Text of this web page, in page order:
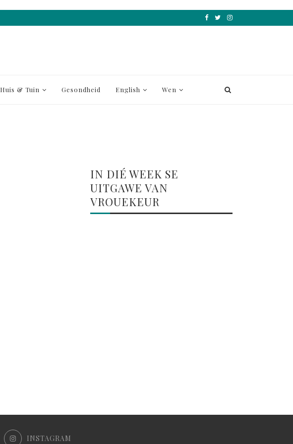
Huis & Tuin Gesondheid English Wen
IN DIÉ WEEK SE
UITGAWE VAN
VROUEKEUR
INSTAGRAM